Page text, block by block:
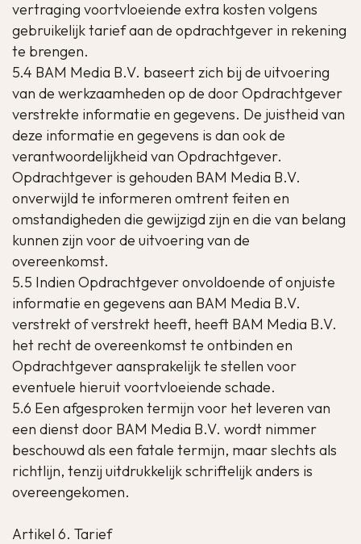
vertraging voortvloeiende extra kosten volgens
gebruikelijk tarief aan de opdrachtgever in rekening
te brengen.
5.4 BAM Media B.V. baseert zich bij de uitvoering
van de werkzaamheden op de door Opdrachtgever
verstrekte informatie en gegevens. De juistheid van
deze informatie en gegevens is dan ook de
verantwoordelijkheid van Opdrachtgever.
Opdrachtgever is gehouden BAM Media B.V.
onverwijld te informeren omtrent feiten en
omstandigheden die gewijzigd zijn en die van belang
kunnen zijn voor de uitvoering van de
overeenkomst.
5.5 Indien Opdrachtgever onvoldoende of onjuiste
informatie en gegevens aan BAM Media B.V.
verstrekt of verstrekt heeft, heeft BAM Media B.V.
het recht de overeenkomst te ontbinden en
Opdrachtgever aansprakelijk te stellen voor
eventuele hieruit voortvloeiende schade.
5.6 Een afgesproken termijn voor het leveren van
een dienst door BAM Media B.V. wordt nimmer
beschouwd als een fatale termijn, maar slechts als
richtlijn, tenzij uitdrukkelijk schriftelijk anders is
overeengekomen.
Artikel 6. Tarief